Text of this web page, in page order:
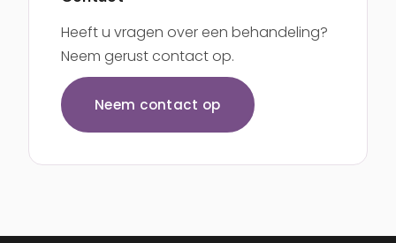
Heeft u vragen over een behandeling?
Neem gerust contact op.
Neem contact op